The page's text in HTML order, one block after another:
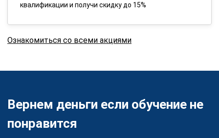
квалификации и получи скидку до 15%
Ознакомиться со всеми акциями
Вернем деньги если обучение не
понравится